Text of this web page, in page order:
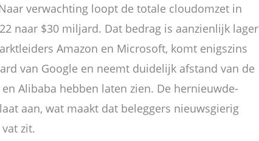
verwachting loopt de totale cloudomzet in
naar $30 miljard. Dat bedrag is aanzienlijk lager
Amazon en Microsoft, komt enigszins
van Google en neemt duidelijk afstand van de
Alibaba hebben laten zien. De hernieuwde-
aan, wat maakt dat beleggers nieuwsgierig
zit.